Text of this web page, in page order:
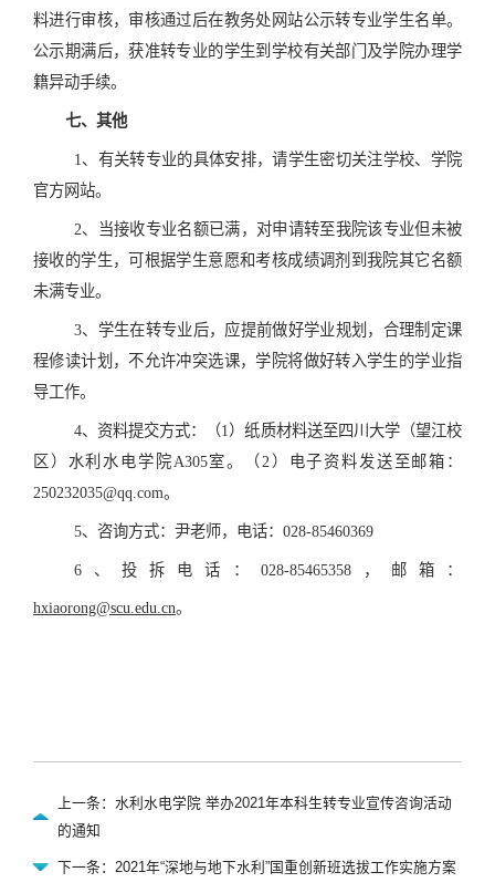
料进行审核，审核通过后在教务处网站公示转专业学生名单。
公示期满后，获准转专业的学生到学校有关部门及学院办理学
籍异动手续。
七、 其他
1、有关转专业的具体安排，请学生密切关注学校、学院
官方网站。
2、当接收专业名额已满，对申请转至我院该专业但未被
接收的学生，可根据学生意愿和考核成绩调剂到我院其它名额
未满专业。
3、学生在转专业后，应提前做好学业规划，合理制定课
程修读计划，不允许冲突选课，学院将做好转入学生的学业指
导工作。
4、资料提交方式：（1）纸质材料送至四川大学（望江校
区）水利水电学院A305室。（2）电子资料发送至邮箱：
250232035@qq.com。
5、咨询方式：尹老师，电话：028-85460369
6、投拆电话：028-85465358，邮箱：
hxiaorong@scu.edu.cn。
上一条：水利水电学院 举办2021年本科生转专业宣传咨询活动
的通知
下一条：2021年“深地与地下水利”国重创新班选拔工作实施方案